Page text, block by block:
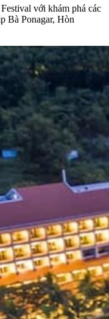
với khám phá các
Bà Ponagar, Hòn